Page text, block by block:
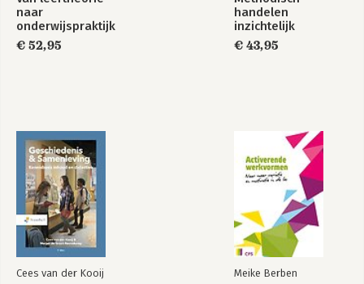
Ecuador in Quito, Ecuador. In beide landen zet zij zich in bij het
opzetten van de autisme hulpverlening.
naar
onderwijspraktijk
€ 52,95
handelen
inzichtelijk
€ 43,95
Cees van der Kooij Meike Berben